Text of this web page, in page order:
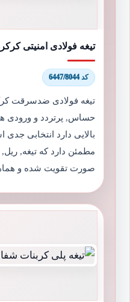
تیغه فولادی امنیتی
کد 6447/8044
تیغه فولادی ضدسرقت
حساس, پرتردد و ورودی
بالایی دارد انتخابی
مطمئن دارد که تیغه,
صورت تقویت شده و